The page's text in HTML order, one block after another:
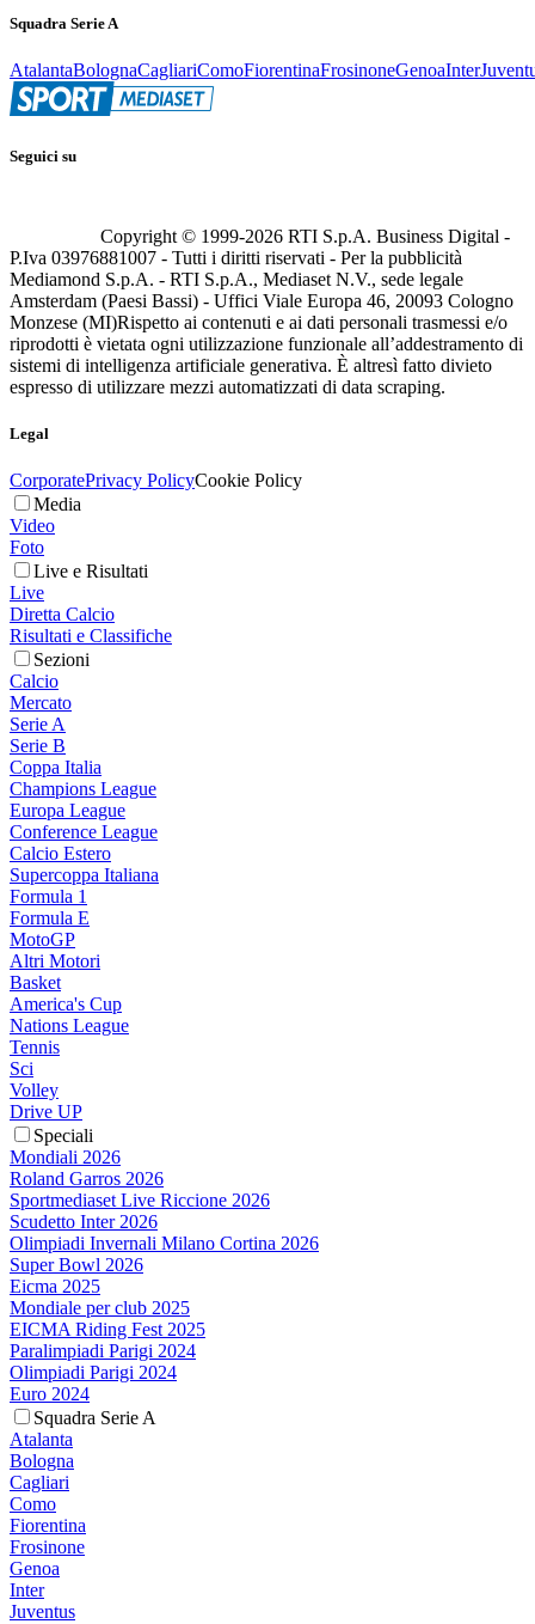
Squadra Serie A
AtalantaBolognaCagliariComoFiorentinaFrosinoneGenoaInter
Seguici su
Copyright © 1999-2026 RTI S.p.A. Business Digital -
P.Iva 03976881007 - Tutti i diritti riservati - Per la pubblicità
Mediamond S.p.A. - RTI S.p.A., Mediaset N.V., sede legale
Amsterdam (Paesi Bassi) - Uffici Viale Europa 46, 20093 Cologno
Monzese (MI)Rispetto ai contenuti e ai dati personali trasmessi e/o
riprodotti è vietata ogni utilizzazione funzionale all’addestramento di
sistemi di intelligenza artificiale generativa. È altresì fatto divieto
espresso di utilizzare mezzi automatizzati di data scraping.
Legal
CorporatePrivacy PolicyCookie Policy
Media
Video
Foto
Live e Risultati
Live
Diretta Calcio
Risultati e Classifiche
Sezioni
Calcio
Mercato
Serie A
Serie B
Coppa Italia
Champions League
Europa League
Conference League
Calcio Estero
Supercoppa Italiana
Formula 1
Formula E
MotoGP
Altri Motori
Basket
America's Cup
Nations League
Tennis
Sci
Volley
Drive UP
Speciali
Mondiali 2026
Roland Garros 2026
Sportmediaset Live Riccione 2026
Scudetto Inter 2026
Olimpiadi Invernali Milano Cortina 2026
Super Bowl 2026
Eicma 2025
Mondiale per club 2025
EICMA Riding Fest 2025
Paralimpiadi Parigi 2024
Olimpiadi Parigi 2024
Euro 2024
Squadra Serie A
Atalanta
Bologna
Cagliari
Como
Fiorentina
Frosinone
Genoa
Inter
Juventus